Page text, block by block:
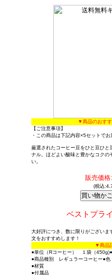
▼商品のおす
【ご注意事項】
・この商品は下記内容×5セットでお
厳選されたコーヒー豆をひと豆ひ
ナル。ほどよい酸味と豊かなコクの
い。
販売価格
(税込
ベストプラ
大好評につき、数に限りがござい
文をおすすめします！
▼商品
●単位（Rコーヒー） １袋（
●商品種別 レギュラーコーヒー●色
●材質
●付属品